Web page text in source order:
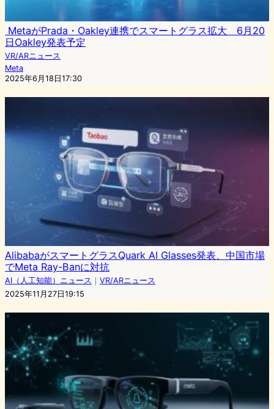
MetaがPrada・Oakley連携でスマートグラス拡大 6月20
日Oakley発表予定
VR/ARニュース
Meta
2025年6月18日17:30
AlibabaがスマートグラスQuark AI Glasses発表、中国市場
でMeta Ray-Banに対抗
AI（人工知能）ニュース ｜ VR/ARニュース
2025年11月27日19:15